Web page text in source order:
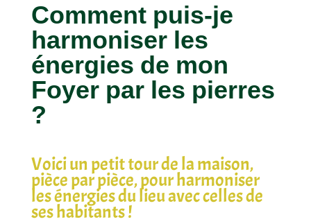
Comment puis-je
harmoniser les
énergies de mon
Foyer par les pierres
?
Voici un petit tour de la maison,
pièce par pièce, pour harmoniser
les énergies du lieu avec celles de
ses habitants !